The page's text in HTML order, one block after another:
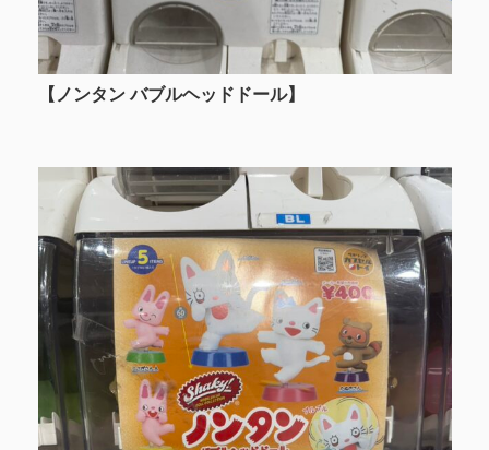
【ノンタン バブルヘッドドール】